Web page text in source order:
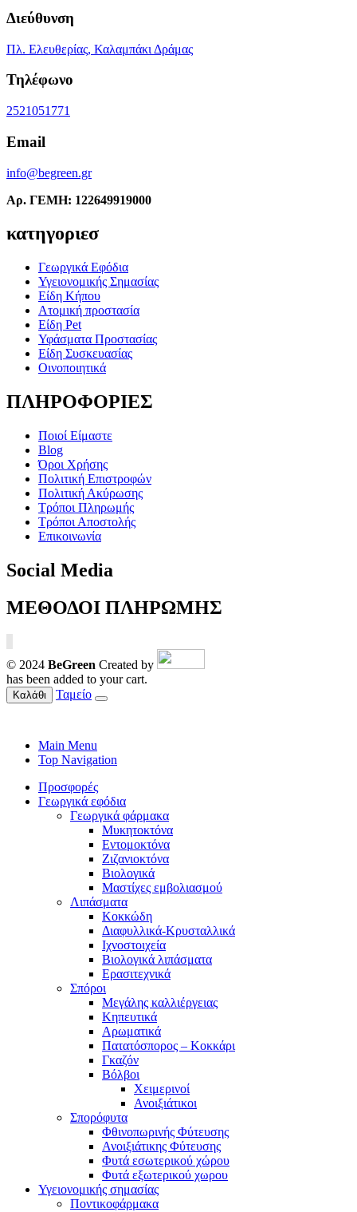
Διεύθυνση
Πλ. Ελευθερίας, Καλαμπάκι Δράμας
Τηλέφωνο
2521051771
Email
info@begreen.gr
Αρ. ΓΕΜΗ: 122649919000
κατηγοριεσ
Γεωργικά Εφόδια
Υγειονομικής Σημασίας
Είδη Κήπου
Ατομική προστασία
Είδη Pet
Υφάσματα Προστασίας
Είδη Συσκευασίας
Οινοποιητικά
ΠΛΗΡΟΦΟΡΙΕΣ
Ποιοί Είμαστε
Blog
Όροι Χρήσης
Πολιτική Επιστροφών
Πολιτική Ακύρωσης
Τρόποι Πληρωμής
Τρόποι Αποστολής
Επικοινωνία
Social Media
ΜΕΘΟΔΟΙ ΠΛΗΡΩΜΗΣ
© 2024 BeGreen Created by
has been added to your cart.
Καλάθι Ταμείο
Main Menu
Top Navigation
Προσφορές
Γεωργικά εφόδια
Γεωργικά φάρμακα
Μυκητοκτόνα
Εντομοκτόνα
Ζιζανιοκτόνα
Βιολογικά
Μαστίχες εμβολιασμού
Λιπάσματα
Κοκκώδη
Διαφυλλικά-Κρυσταλλικά
Ιχνοστοιχεία
Βιολογικά λιπάσματα
Ερασιτεχνικά
Σπόροι
Μεγάλης καλλιέργειας
Κηπευτικά
Αρωματικά
Πατατόσπορος – Κοκκάρι
Γκαζόν
Βόλβοι
Χειμερινοί
Ανοιξιάτικοι
Σπορόφυτα
Φθινοπωρινής Φύτευσης
Ανοιξιάτικης Φύτευσης
Φυτά εσωτερικού χώρου
Φυτά εξωτερικού χωρου
Υγειονομικής σημασίας
Ποντικοφάρμακα